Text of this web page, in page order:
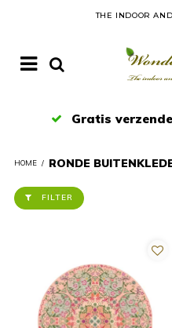
THE INDOOR
Gratis verzenden
HOME / RONDE
FILTER